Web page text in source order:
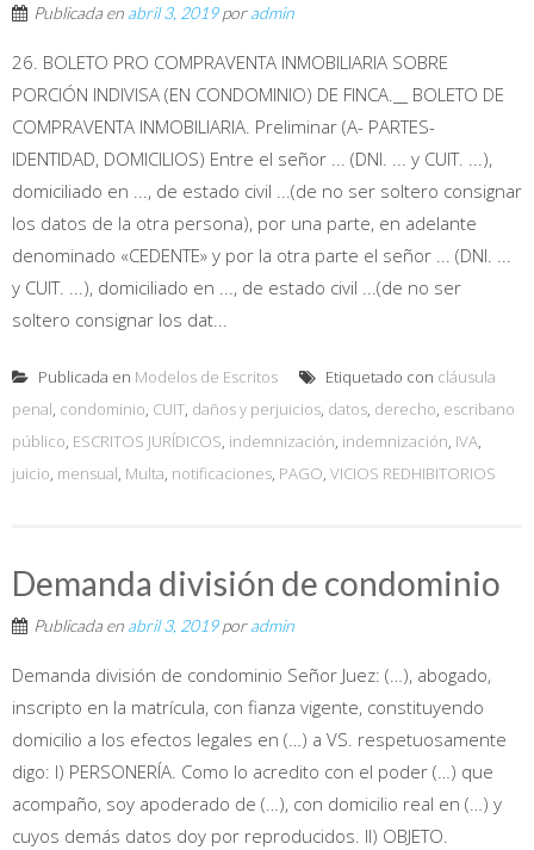
Publicada en abril 3, 2019poradmin
26. BOLETO PRO COMPRAVENTA INMOBILIARIA SOBRE
PORCIÓN INDIVISA (EN CONDOMINIO) DE FINCA.__ BOLETO DE
COMPRAVENTA INMOBILIARIA. Preliminar (A- PARTES-
IDENTIDAD, DOMICILIOS) Entre el señor ... (DNI. ... y CUIT. ...),
domiciliado en ..., de estado civil ...(de no ser soltero consignar
los datos de la otra persona), por una parte, en adelante
denominado «CEDENTE» y por la otra parte el señor ... (DNI. ...
y CUIT. ...), domiciliado en ..., de estado civil ...(de no ser
soltero consignar los dat...
Publicada en Modelos de Escritos Etiquetado con cláusula
penal, condominio, CUIT, daños y perjuicios, datos, derecho, escribano
público, ESCRITOS JURÍDICOS, indemnización, indemnización, IVA,
juicio, mensual, Multa, notificaciones, PAGO, VICIOS REDHIBITORIOS
Demanda división de condominio
Publicada en abril 3, 2019poradmin
Demanda división de condominio Señor Juez: (…), abogado,
inscripto en la matrícula, con fianza vigente, constituyendo
domicilio a los efectos legales en (…) a VS. respetuosamente
digo: I) PERSONERÍA. Como lo acredito con el poder (…) que
acompaño, soy apoderado de (…), con domicilio real en (…) y
cuyos demás datos doy por reproducidos. II) OBJETO.